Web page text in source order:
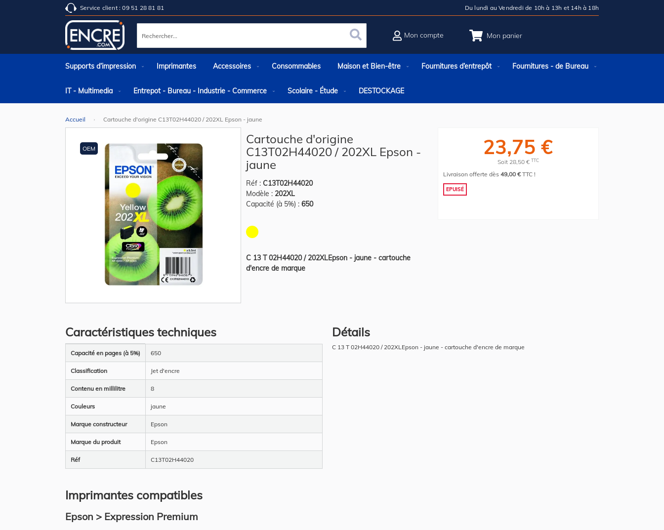
Service client : 09 51 28 81 81 Du lundi au Vendredi de 10h à 13h et 14h à 18h
Mon panier
Rechercher Rechercher
Mon compte
Supports d’impression Imprimantes Accessoires Consommables Maison et Bien-être Fournitures d’entrepôt Fournitures - de Bureau
IT - Multimedia Entrepot - Bureau - Industrie - Commerce Scolaire - Étude DESTOCKAGE
Accueil
Cartouche d'origine C13T02H44020 / 202XL Epson - jaune
beginning
of
the
images
gallery
OEM
Cartouche d'origine
C13T02H44020 / 202XL Epson -
jaune
Réf : C13T02H44020
Modèle : 202XL
Capacité (à 5%) : 650
C 13 T 02H44020 / 202XLEpson - jaune - cartouche
d'encre de marque
23,75 €
Soit 28,50 € TTC
Livraison offerte dès49,00 €TTC !
EPUISÉ
Caractéristiques techniques
d’information
Capacité en pages (à 5%) 650
Classification Jet d'encre
Contenu en millilitre 8
Couleurs jaune
Marque constructeur Epson
Marque du produit Epson
Réf C13T02H44020
Détails
C 13 T 02H44020 / 202XLEpson - jaune - cartouche d'encre de marque
Imprimantes compatibles
Epson > Expression Premium